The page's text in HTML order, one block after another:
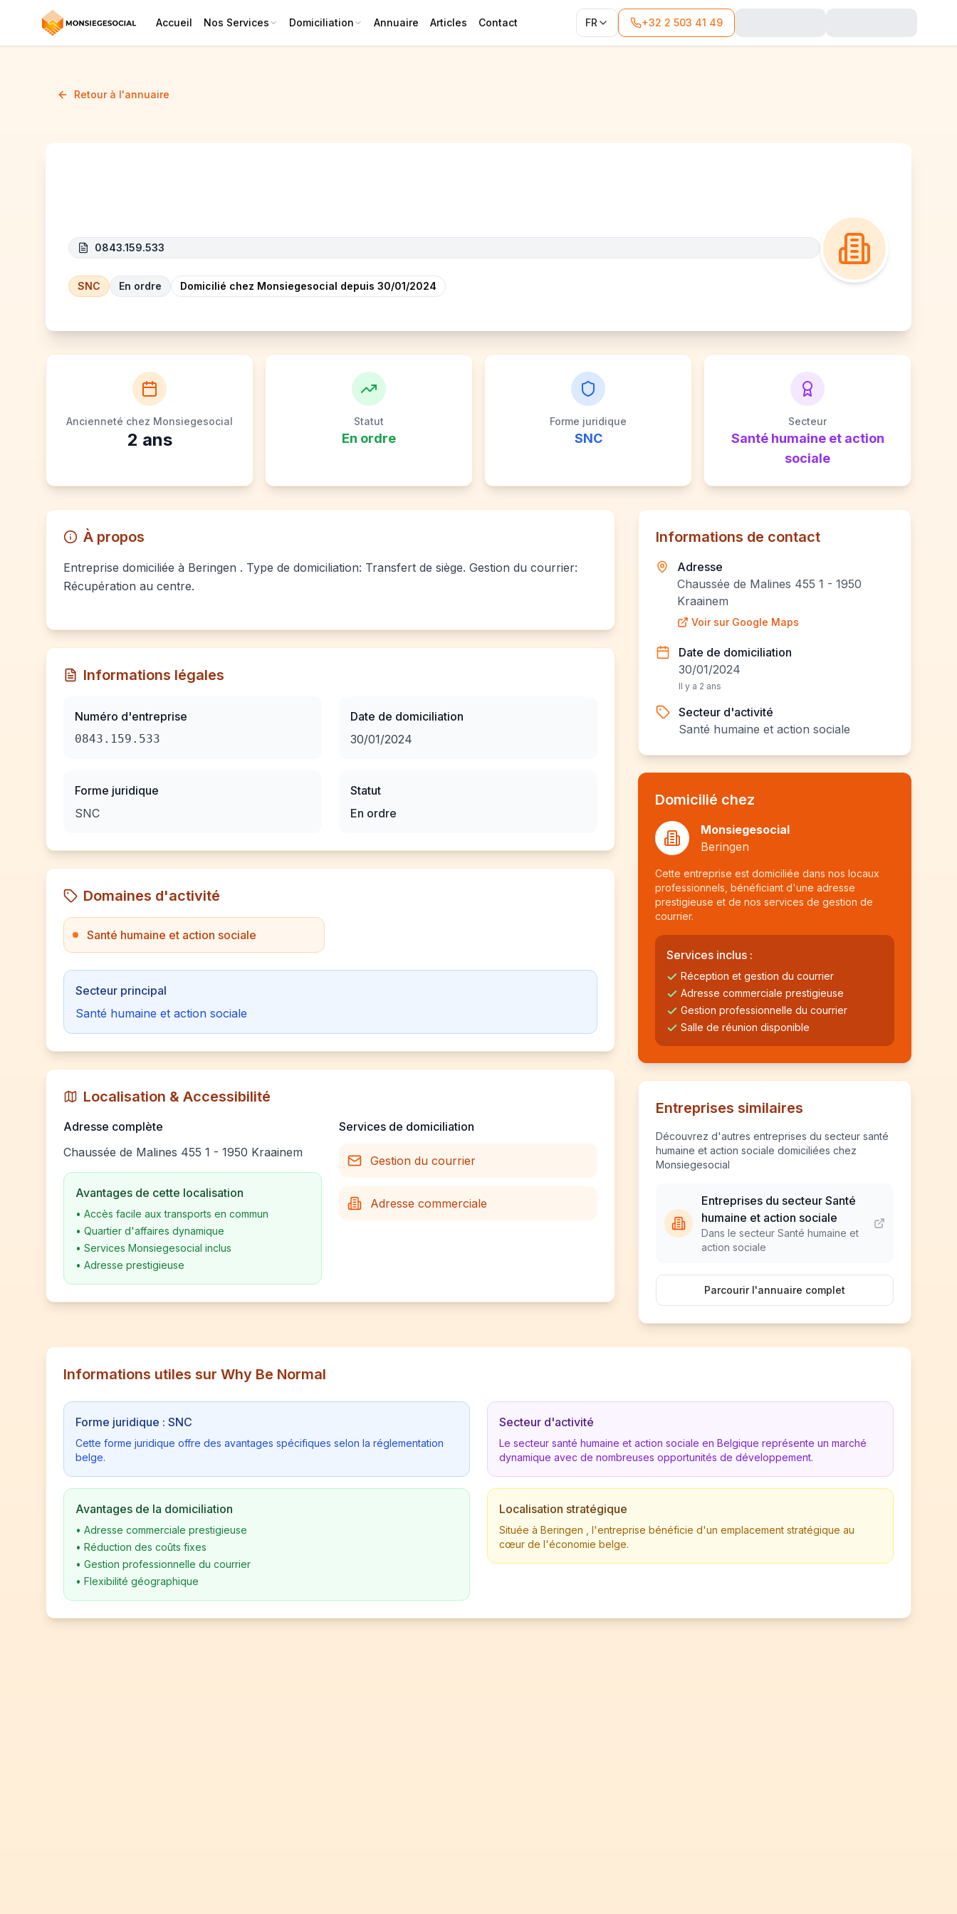
Accueil Nos Services Domiciliation Annuaire Articles Contact FR +32 2 503 41 49
Retour à l'annuaire
0843.159.533
SNC En ordre Domicilié chez Monsiegesocial depuis 30/01/2024
Ancienneté chez Monsiegesocial
2 ans
Statut
En ordre
Forme juridique
SNC
Secteur
Santé humaine et action
sociale
À propos
Entreprise domiciliée à Beringen . Type de domiciliation: Transfert de siège. Gestion du courrier:
Récupération au centre.
Informations légales
Numéro d'entreprise
0843.159.533
Forme juridique
SNC
Date de domiciliation
30/01/2024
Statut
En ordre
Domaines d'activité
Santé humaine et action sociale
Secteur principal
Santé humaine et action sociale
Localisation & Accessibilité
Adresse complète
Chaussée de Malines 455 1 - 1950 Kraainem
Avantages de cette localisation
• Accès facile aux transports en commun
• Quartier d'affaires dynamique
• Services Monsiegesocial inclus
• Adresse prestigieuse
Services de domiciliation
Gestion du courrier
Adresse commerciale
Informations de contact
Adresse
Chaussée de Malines 455 1 - 1950
Kraainem
Voir sur Google Maps
Date de domiciliation
30/01/2024
Il y a 2 ans
Secteur d'activité
Santé humaine et action sociale
Domicilié chez
Monsiegesocial
Beringen
Cette entreprise est domiciliée dans nos locaux
professionnels, bénéficiant d'une adresse
prestigieuse et de nos services de gestion de
courrier.
Services inclus :
Réception et gestion du courrier
Adresse commerciale prestigieuse
Gestion professionnelle du courrier
Salle de réunion disponible
Entreprises similaires
Découvrez d'autres entreprises du secteur santé
humaine et action sociale domiciliées chez
Monsiegesocial
Entreprises du secteur Santé
humaine et action sociale
Dans le secteur Santé humaine et
action sociale
Parcourir l'annuaire complet
Informations utiles sur Why Be Normal
Forme juridique : SNC
Cette forme juridique offre des avantages spécifiques selon la réglementation
belge.
Avantages de la domiciliation
• Adresse commerciale prestigieuse
• Réduction des coûts fixes
• Gestion professionnelle du courrier
• Flexibilité géographique
Secteur d'activité
Le secteur santé humaine et action sociale en Belgique représente un marché
dynamique avec de nombreuses opportunités de développement.
Localisation stratégique
Située à Beringen , l'entreprise bénéficie d'un emplacement stratégique au
cœur de l'économie belge.